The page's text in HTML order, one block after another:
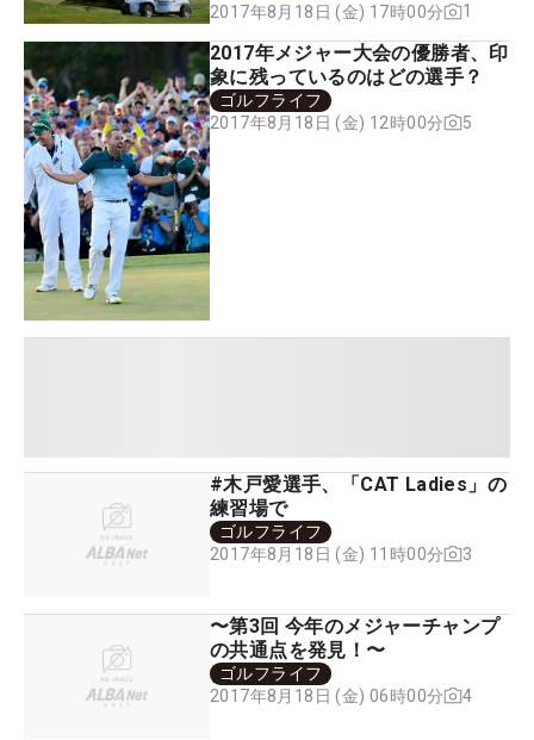
2017年8月18日 (金) 17時00分
1
2017年メジャー大会の優勝者、印
象に残っているのはどの選手？
ゴルフライフ
2017年8月18日 (金) 12時00分
5
#木戸愛選手、「CAT Ladies」の
練習場で
ゴルフライフ
2017年8月18日 (金) 11時00分
3
〜第3回 今年のメジャーチャンプ
の共通点を発見！〜
ゴルフライフ
2017年8月18日 (金) 06時00分
4